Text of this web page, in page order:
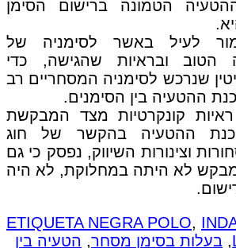
הטמונה ברישום הסימן
לעיל באשר לסימניה של
הטוב ובראיות שהגישה, כדי
שנרכש לסימניה המסחריים רב
ההטעיה בין הסימנים.
קונקרטיות מצד המבקשת
סכנת ההטעיה בהקשר של חוג
וצינורות השיווק, נפסק כי גם
לא היתה במחלוקת, לא היה
ETIQUETA NEGRA POLO,
, בעלות בסימן מסחר, הטעיה בין